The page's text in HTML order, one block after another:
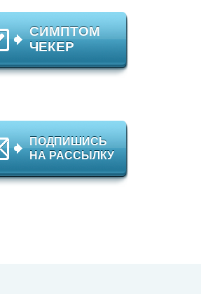
СИМПТОМ
ЧЕКЕР
ПОДПИШИСЬ
НА РАССЫЛКУ